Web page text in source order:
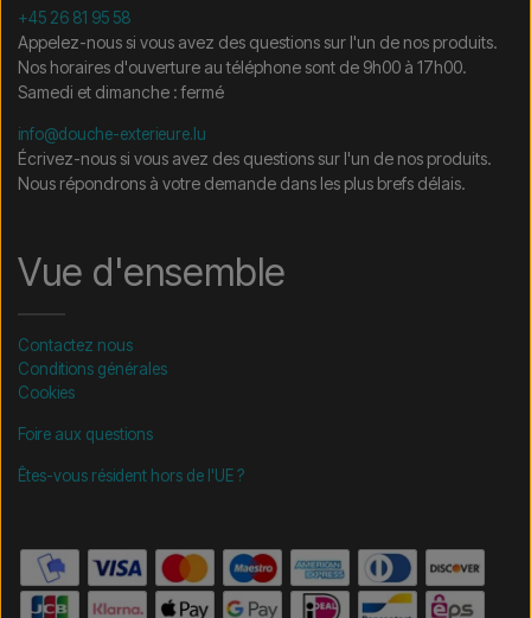
+45 26 81 95 58
Appelez-nous si vous avez des questions sur l'un de nos produits.
Nos horaires d'ouverture au téléphone sont de 9h00 à 17h00.
Samedi et dimanche : fermé
info@douche-exterieure.lu
Écrivez-nous si vous avez des questions sur l'un de nos produits.
Nous répondrons à votre demande dans les plus brefs délais.
Vue d'ensemble
Contactez nous
Conditions générales
Cookies
Foire aux questions
Êtes-vous résident hors de l'UE ?